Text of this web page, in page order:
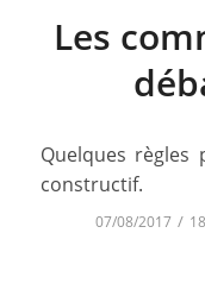
Les
Quelques règles
constructif.
07/08/2017 /